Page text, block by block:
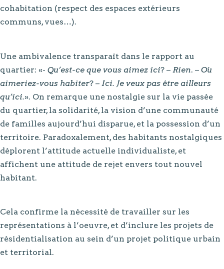
cohabitation (respect des espaces extérieurs
communs, vues…).
Une ambivalence transparaît dans le rapport au
quartier: «- Qu’est-ce que vous aimez ici? – Rien. – Où
aimeriez-vous habiter? – Ici. Je veux pas être ailleurs
qu’ici.». On remarque une nostalgie sur la vie passée
du quartier, la solidarité, la vision d’une communauté
de familles aujourd’hui disparue, et la possession d’un
territoire. Paradoxalement, des habitants nostalgiques
déplorent l’attitude actuelle individualiste, et
affichent une attitude de rejet envers tout nouvel
habitant.
Cela confirme la nécessité de travailler sur les
représentations à l’oeuvre, et d’inclure les projets de
résidentialisation au sein d’un projet politique urbain
et territorial.